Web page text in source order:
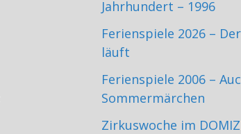
Jahrhundert – 1996
Ferienspiele 2026 –
läuft
Ferienspiele 2006 –
Sommermärchen
Zirkuswoche im